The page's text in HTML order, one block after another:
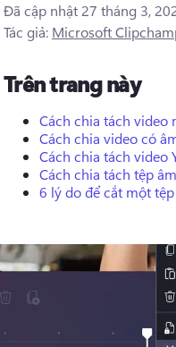
Đã cập nhật 27 tháng 3,
Tác giả: Microsoft
Trên trang này
Cách chia tách video
Cách chia video có
Cách chia tách video
Cách chia tách tệp
6 lý do để cắt một